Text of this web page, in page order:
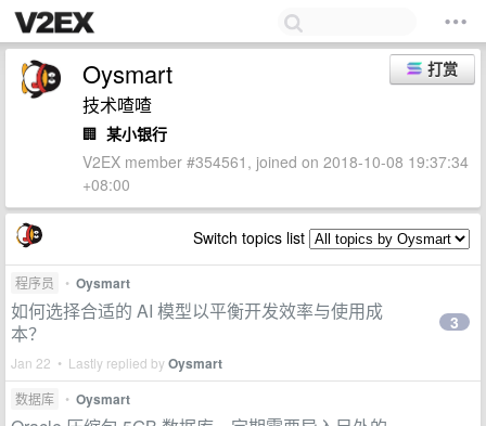
打赏
Oysmart
技术喳喳
🏢 某小银行
V2EX member #354561, joined on 2018-10-08 19:37:34
+08:00
Switch topics list
程序员 • Oysmart
如何选择合适的 AI 模型以平衡开发效率与使用成
本？
Jan 22 • Lastly replied byOysmart
3
数据库 • Oysmart